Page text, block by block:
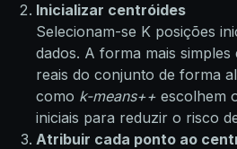
Inicializar centróides
Selecionam-se K posições
dados. A forma mais
reais do conjunto de forma
como k-means++ escolhem
iniciais para reduzir o risco
Atribuir cada ponto ao